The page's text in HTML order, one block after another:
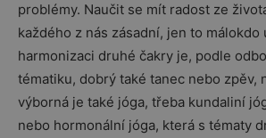
problémy. Naučit se mít radost ze
každého z nás zásadní, jen to málokdo
harmonizaci druhé čakry je, podle
tématiku, dobrý také tanec nebo zpěv,
výborná je také jóga, třeba kundaliní
nebo hormonální jóga, která s tématy